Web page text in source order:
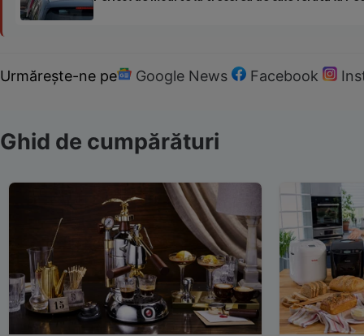
Urmărește-ne pe Google News Facebook
Ghid de cumpărături